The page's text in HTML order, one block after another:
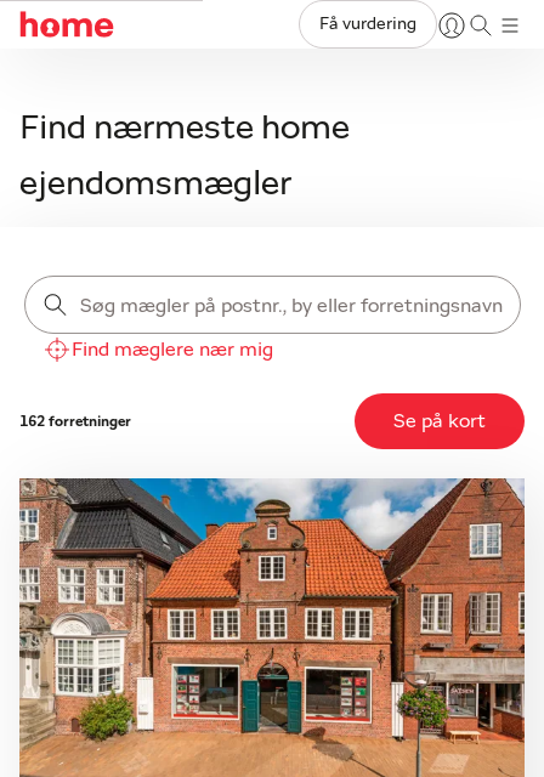
Få vurdering
Find nærmeste home
ejendomsmægler
Søg mægler på postnr., by eller forretningsnavn
Find mæglere nær mig
162 forretninger Se på kort